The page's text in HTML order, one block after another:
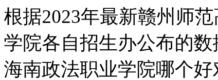
根据2023年最新赣州师
学院各自招生办公布的
海南政法职业学院哪个